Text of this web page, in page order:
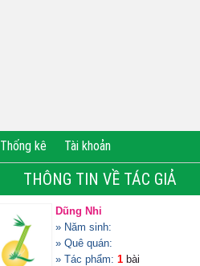
Thống kê Tài khoản
THÔNG TIN VỀ TÁC GIẢ
Dũng Nhi
» Năm sinh:
» Quê quán:
» Tác phẩm: 1 bài